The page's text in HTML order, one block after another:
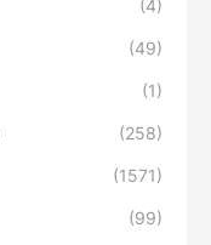
(4)
(49)
(1)
(258)
(1571)
(99)